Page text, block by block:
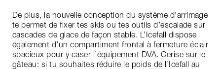
De plus, la nouvelle conception du système d’arrimage
te permet de fixer tes skis ou tes outils d’escalade sur
cascades de glace de façon stable. L’Icefall dispose
également d’un compartiment frontal à fermeture éclair
spacieux pour y caser l’équipement DVA. Cerise sur le
gâteau: si tu souhaites réduire le poids de l’Icefall au